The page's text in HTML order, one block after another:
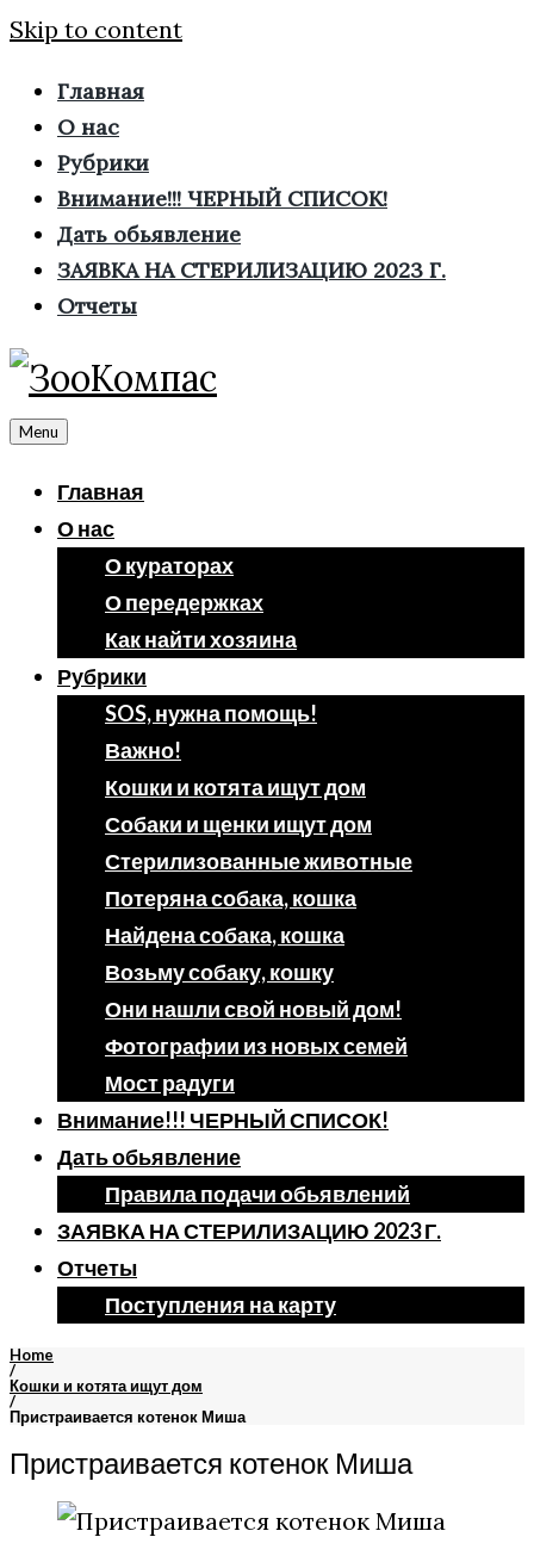
Skip to content
Главная
О нас
Рубрики
Внимание!!! ЧЕРНЫЙ СПИСОК!
Дать обьявление
ЗАЯВКА НА СТЕРИЛИЗАЦИЮ 2023 Г.
Отчеты
Menu
Главная
О нас
О кураторах
О передержках
Как найти хозяина
Рубрики
SOS, нужна помощь!
Важно!
Кошки и котята ищут дом
Собаки и щенки ищут дом
Стерилизованные животные
Потеряна собака, кошка
Найдена собака, кошка
Возьму собаку, кошку
Они нашли свой новый дом!
Фотографии из новых семей
Мост радуги
Внимание!!! ЧЕРНЫЙ СПИСОК!
Дать обьявление
Правила подачи обьявлений
ЗАЯВКА НА СТЕРИЛИЗАЦИЮ 2023 Г.
Отчеты
Поступления на карту
Home
/
Кошки и котята ищут дом
/
Пристраивается котенок Миша
Пристраивается котенок Миша